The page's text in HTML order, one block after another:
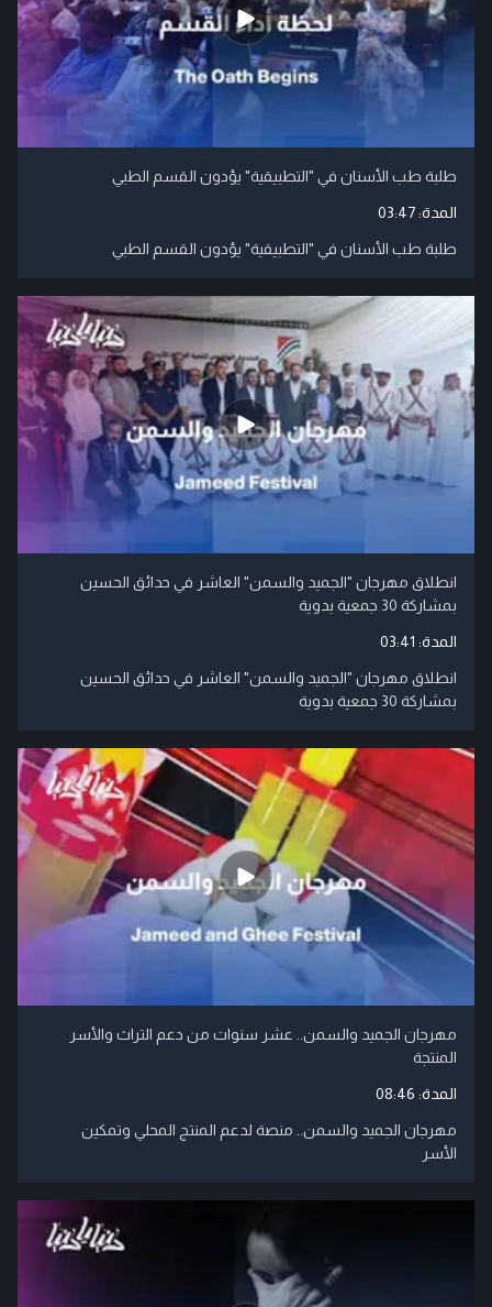
طلبة طب الأسنان في "التطبيقية" يؤدون القسم الطبي
المدة:03:47
طلبة طب الأسنان في "التطبيقية" يؤدون القسم الطبي
انطلاق مهرجان "الجميد والسمن" العاشر في حدائق الحسين
بمشاركة 30 جمعية بدوية
المدة: 03:41
انطلاق مهرجان "الجميد والسمن" العاشر في حدائق الحسين
بمشاركة 30 جمعية بدوية
مهرجان الجميد والسمن.. عشر سنوات من دعم التراث والأسر
المنتجة
المدة: 08:46
مهرجان الجميد والسمن.. منصة لدعم المنتج المحلي وتمكين
الأسر